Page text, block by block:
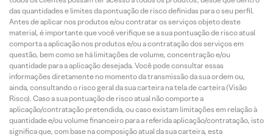
das quantidades e limites da pontuação de risco definidas para o seu perfil.
Antes de aplicar nos produtos e/ou contratar os serviços objeto deste
material, é importante que você verifique se a sua pontuação de risco atual
comporta a aplicação nos produtos e/ou a contratação dos serviços em
questão, bem como se há limitações de volume, concentração e/ou
quantidade para a aplicação desejada. Você pode consultar essas
informações diretamente no momento da transmissão da sua ordem ou,
ainda, consultando o risco geral da sua carteira na tela de carteira (Visão
Risco). Caso a sua pontuação de risco atual não comporte a
aplicação/contratação pretendida, ou caso existam limitações em relação à
quantidade e/ou volume financeiro para a referida aplicação/contratação, isto
significa que, com base na composição atual da sua carteira, esta